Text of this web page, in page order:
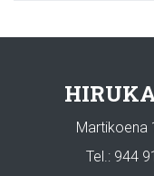
Martikoena
Tel.: 944